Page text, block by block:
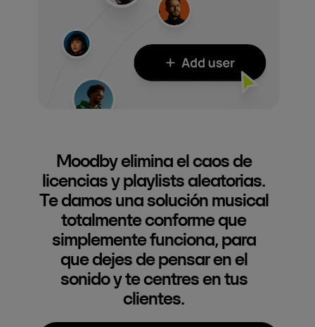
Moodby elimina el caos de
licencias y playlists aleatorias.
Te damos una solución musical
totalmente conforme que
simplemente funciona, para
que dejes de pensar en el
sonido y te centres en tus
clientes.